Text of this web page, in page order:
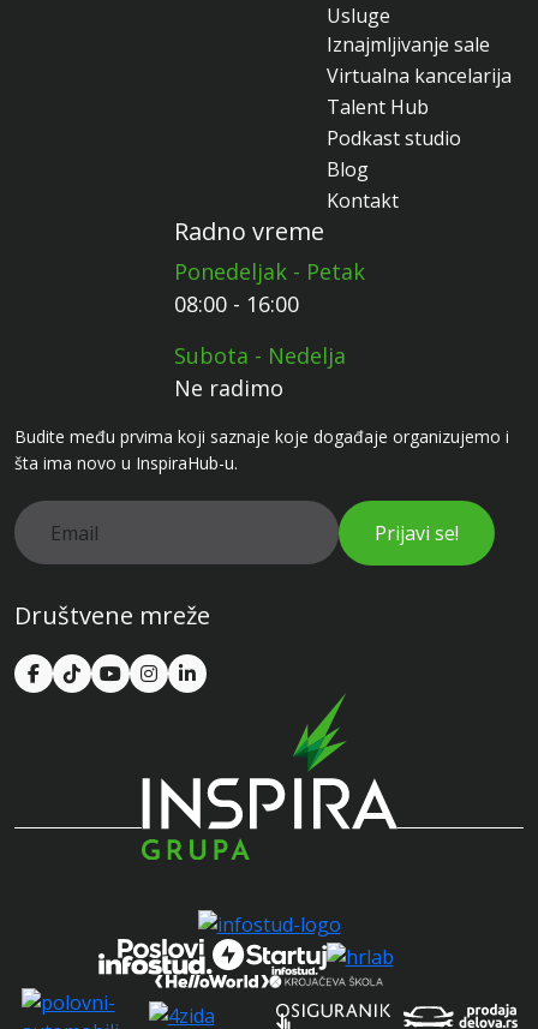
Usluge
Iznajmljivanje sale
Virtualna kancelarija
Talent Hub
Podkast studio
Blog
Kontakt
Radno vreme
Ponedeljak - Petak
08:00 - 16:00
Subota - Nedelja
Ne radimo
Budite među prvima koji saznaje koje događaje organizujemo i
šta ima novo u InspiraHub-u.
Prijavi se!
Društvene mreže